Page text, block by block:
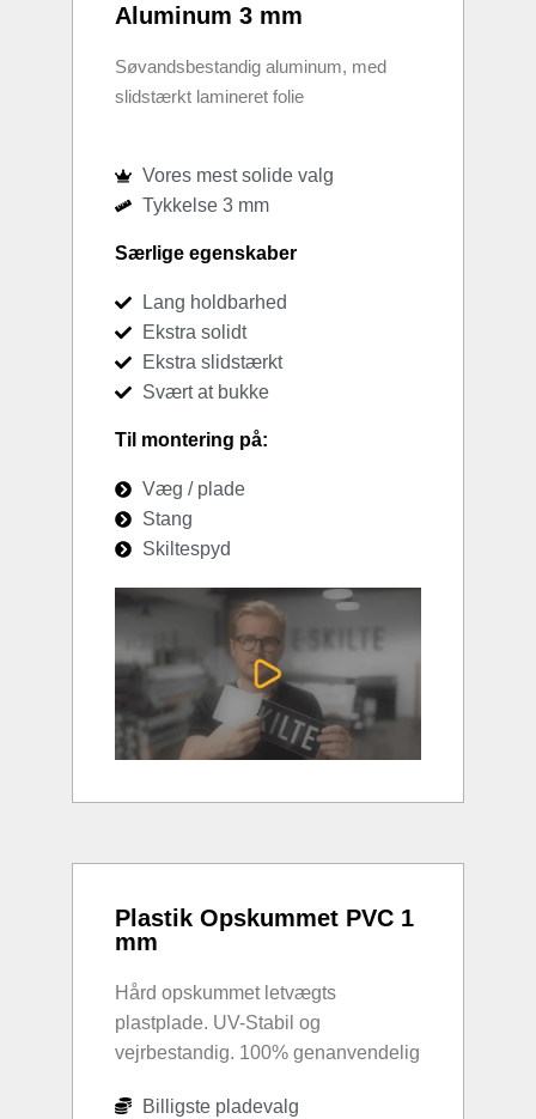
Aluminum 3 mm
Søvandsbestandig aluminum, med
slidstærkt lamineret folie
Vores mest solide valg
Tykkelse 3 mm
Særlige egenskaber
Lang holdbarhed
Ekstra solidt
Ekstra slidstærkt
Svært at bukke
Til montering på:
Væg / plade
Stang
Skiltespyd
Plastik Opskummet PVC 1
mm
Hård opskummet letvægts
plastplade. UV-Stabil og
vejrbestandig. 100% genanvendelig
Billigste pladevalg